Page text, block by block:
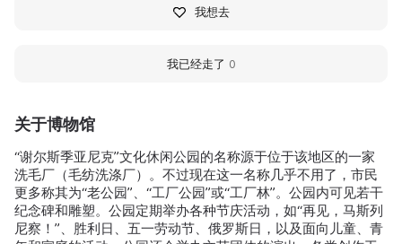
关于博物馆
“谢尔斯季亚尼克”文化休闲公园的名称源于位于该地区的一家
洗毛厂（毛纺洗涤厂）。不过现在这一名称几乎不用了，市民
更多称其为“老公园”、“工厂公园”或“工厂林”。公园内可见若干
纪念碑和雕塑。公园定期举办各种节庆活动，如“再见，马斯列
尼察！”、胜利日、五一劳动节、俄罗斯日，以及面向儿童、青
我想去
我已经走了 0